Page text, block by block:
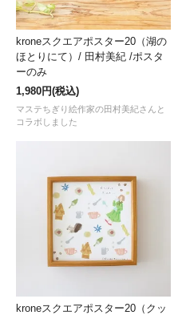
kroneスクエアポスター20（湖の
ほとりにて）/ 田村美紀 /ポスタ
ーのみ
1,980円(税込)
マステちぎり絵作家の田村美紀さんと
コラボしました
kroneスクエアポスター20（クッ